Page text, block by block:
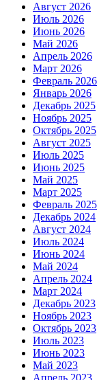
Август 2026
Июль 2026
Июнь 2026
Май 2026
Апрель 2026
Март 2026
Февраль 2026
Январь 2026
Декабрь 2025
Ноябрь 2025
Октябрь 2025
Август 2025
Июль 2025
Июнь 2025
Май 2025
Март 2025
Февраль 2025
Декабрь 2024
Август 2024
Июль 2024
Июнь 2024
Май 2024
Апрель 2024
Март 2024
Декабрь 2023
Ноябрь 2023
Октябрь 2023
Июль 2023
Июнь 2023
Май 2023